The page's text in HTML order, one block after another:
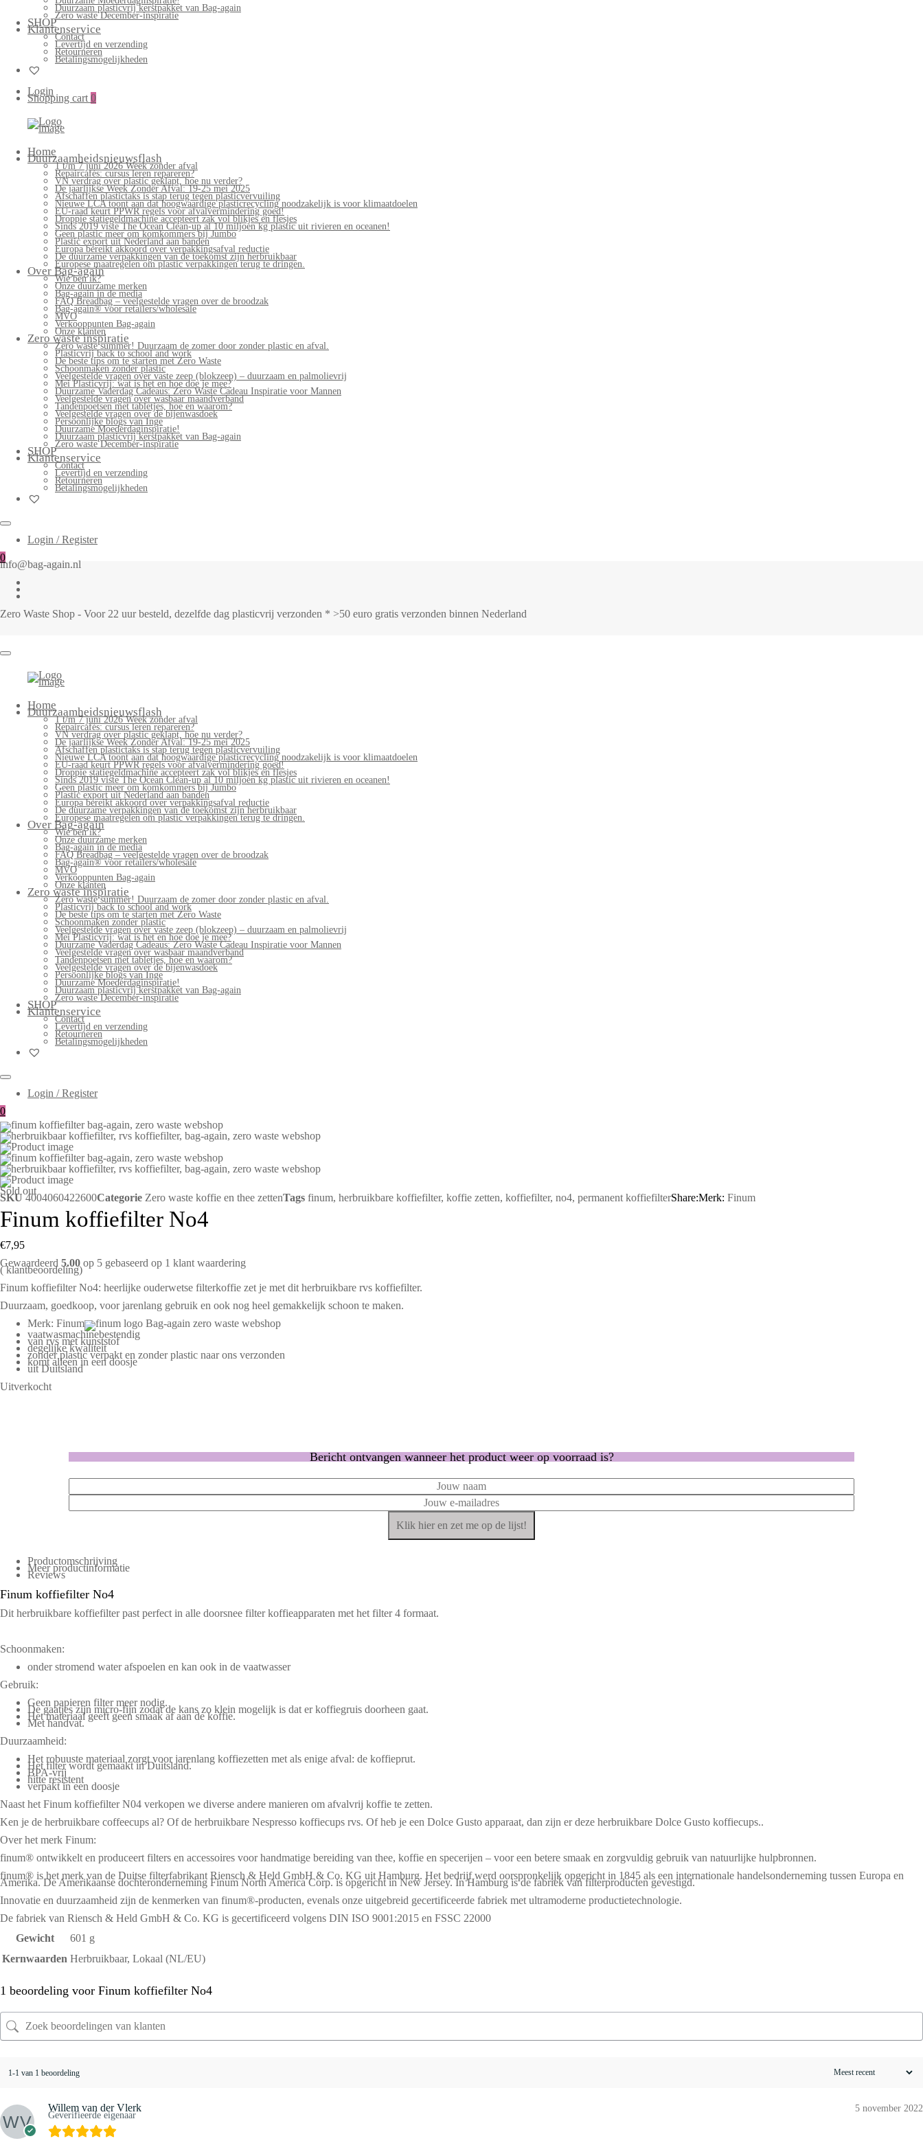
Duurzaam plasticvrij kerstpakket van Bag-again
Zero waste December-inspiratie
SHOP
Klantenservice
Contact
Levertijd en verzending
Retourneren
Betalingsmogelijkheden
Login
Shopping cart 0
Home
Duurzaamheidsnieuwsflash
1 t/m 7 juni 2026 Week zonder afval
Repaircafés: cursus leren repareren?
VN verdrag over plastic geklapt, hoe nu verder?
De jaarlijkse Week Zonder Afval: 19-25 mei 2025
Afschaffen plastictaks is stap terug tegen plasticvervuiling
Nieuwe LCA toont aan dat hoogwaardige plasticrecycling noodzakelijk is voor klimaatdoelen
EU-raad keurt PPWR regels voor afvalvermindering goed!
Droppie statiegeldmachine accepteert zak vol blikjes en flesjes
Sinds 2019 viste The Ocean Clean-up al 10 miljoen kg plastic uit rivieren en oceanen!
Geen plastic meer om komkommers bij Jumbo
Plastic export uit Nederland aan banden
Europa bereikt akkoord over verpakkingsafval reductie
De duurzame verpakkingen van de toekomst zijn herbruikbaar
Europese maatregelen om plastic verpakkingen terug te dringen.
Over Bag-again
Wie ben ik?
Onze duurzame merken
Bag-again in de media
FAQ Breadbag – veelgestelde vragen over de broodzak
Bag-again® voor retailers/wholesale
MVO
Verkooppunten Bag-again
Onze klanten
Zero waste inspiratie
Zero waste summer! Duurzaam de zomer door zonder plastic en afval.
Plasticvrij back to school and work
De beste tips om te starten met Zero Waste
Schoonmaken zonder plastic
Veelgestelde vragen over vaste zeep (blokzeep) – duurzaam en palmolievrij
Mei Plasticvrij: wat is het en hoe doe je mee?
Duurzame Vaderdag Cadeaus: Zero Waste Cadeau Inspiratie voor Mannen
Veelgestelde vragen over wasbaar maandverband
Tandenpoetsen met tabletjes, hoe en waarom?
Veelgestelde vragen over de bijenwasdoek
Persoonlijke blogs van Inge
Duurzame Moederdaginspiratie!
Duurzaam plasticvrij kerstpakket van Bag-again
Zero waste December-inspiratie
SHOP
Klantenservice
Contact
Levertijd en verzending
Retourneren
Betalingsmogelijkheden
Login / Register
0
info@bag-again.nl
Zero Waste Shop - Voor 22 uur besteld, dezelfde dag plasticvrij verzonden * >50 euro gratis verzonden binnen Nederland
Home
Duurzaamheidsnieuwsflash
1 t/m 7 juni 2026 Week zonder afval
Repaircafés: cursus leren repareren?
VN verdrag over plastic geklapt, hoe nu verder?
De jaarlijkse Week Zonder Afval: 19-25 mei 2025
Afschaffen plastictaks is stap terug tegen plasticvervuiling
Nieuwe LCA toont aan dat hoogwaardige plasticrecycling noodzakelijk is voor klimaatdoelen
EU-raad keurt PPWR regels voor afvalvermindering goed!
Droppie statiegeldmachine accepteert zak vol blikjes en flesjes
Sinds 2019 viste The Ocean Clean-up al 10 miljoen kg plastic uit rivieren en oceanen!
Geen plastic meer om komkommers bij Jumbo
Plastic export uit Nederland aan banden
Europa bereikt akkoord over verpakkingsafval reductie
De duurzame verpakkingen van de toekomst zijn herbruikbaar
Europese maatregelen om plastic verpakkingen terug te dringen.
Over Bag-again
Wie ben ik?
Onze duurzame merken
Bag-again in de media
FAQ Breadbag – veelgestelde vragen over de broodzak
Bag-again® voor retailers/wholesale
MVO
Verkooppunten Bag-again
Onze klanten
Zero waste inspiratie
Zero waste summer! Duurzaam de zomer door zonder plastic en afval.
Plasticvrij back to school and work
De beste tips om te starten met Zero Waste
Schoonmaken zonder plastic
Veelgestelde vragen over vaste zeep (blokzeep) – duurzaam en palmolievrij
Mei Plasticvrij: wat is het en hoe doe je mee?
Duurzame Vaderdag Cadeaus: Zero Waste Cadeau Inspiratie voor Mannen
Veelgestelde vragen over wasbaar maandverband
Tandenpoetsen met tabletjes, hoe en waarom?
Veelgestelde vragen over de bijenwasdoek
Persoonlijke blogs van Inge
Duurzame Moederdaginspiratie!
Duurzaam plasticvrij kerstpakket van Bag-again
Zero waste December-inspiratie
SHOP
Klantenservice
Contact
Levertijd en verzending
Retourneren
Betalingsmogelijkheden
Login / Register
0
Sold out
SKU4004060422600Categorie Zero waste koffie en thee zettenTags finum, herbruikbare koffiefilter, koffie zetten, koffiefilter, no4, permanent koffiefilterShare:Merk: Finum
Finum koffiefilter No4
€7,95
Gewaardeerd 5.00 op 5 gebaseerd op 1 klant waardering
(klantbeoordeling)
Finum koffiefilter No4: heerlijke ouderwetse filterkoffie zet je met dit herbruikbare rvs koffiefilter.
Duurzaam, goedkoop, voor jarenlang gebruik en ook nog heel gemakkelijk schoon te maken.
Merk: Finum
vaatwasmachinebestendig
van rvs met kunststof
degelijke kwaliteit
zonder plastic verpakt en zonder plastic naar ons verzonden
komt alleen in een doosje
uit Duitsland
Uitverkocht
Bericht ontvangen wanneer het product weer op voorraad is?
Productomschrijving
Meer productinformatie
Reviews
Finum koffiefilter No4
Dit herbruikbare koffiefilter past perfect in alle doorsnee filter koffieapparaten met het filter 4 formaat.
Schoonmaken:
onder stromend water afspoelen en kan ook in de vaatwasser
Gebruik:
Geen papieren filter meer nodig.
De gaatjes zijn micro-fijn zodat de kans zo klein mogelijk is dat er koffiegruis doorheen gaat.
Het materiaal geeft geen smaak af aan de koffie.
Met handvat.
Duurzaamheid:
Het robuuste materiaal zorgt voor jarenlang koffiezetten met als enige afval: de koffieprut.
Het filter wordt gemaakt in Duitsland.
BPA-vrij
hitte resistent
verpakt in een doosje
Naast het Finum koffiefilter N04 verkopen we diverse andere manieren om afvalvrij koffie te zetten.
Ken je de herbruikbare coffeecups al? Of de herbruikbare Nespresso koffiecups rvs. Of heb je een Dolce Gusto apparaat, dan zijn er deze herbruikbare Dolce Gusto koffiecups..
Over het merk Finum:
finum® ontwikkelt en produceert filters en accessoires voor handmatige bereiding van thee, koffie en specerijen – voor een betere smaak en zorgvuldig gebruik van natuurlijke hulpbronnen.
finum® is het merk van de Duitse filterfabrikant Riensch & Held GmbH & Co. KG uit Hamburg. Het bedrijf werd oorspronkelijk opgericht in 1845 als een internationale handelsonderneming tussen Europa en
Amerika. De Amerikaanse dochteronderneming Finum North America Corp. is opgericht in New Jersey. In Hamburg is de fabriek van filterproducten gevestigd.
Innovatie en duurzaamheid zijn de kenmerken van finum®️-producten, evenals onze uitgebreid gecertificeerde fabriek met ultramoderne productietechnologie.
De fabriek van Riensch & Held GmbH & Co. KG is gecertificeerd volgens DIN ISO 9001:2015 en FSSC 22000
Gewicht
601 g
Kernwaarden Herbruikbaar, Lokaal (NL/EU)
1 beoordeling voor Finum koffiefilter No4
1-1 van 1 beoordeling
Willem van der Vlerk
Geverifieerde eigenaar
5 november 2022